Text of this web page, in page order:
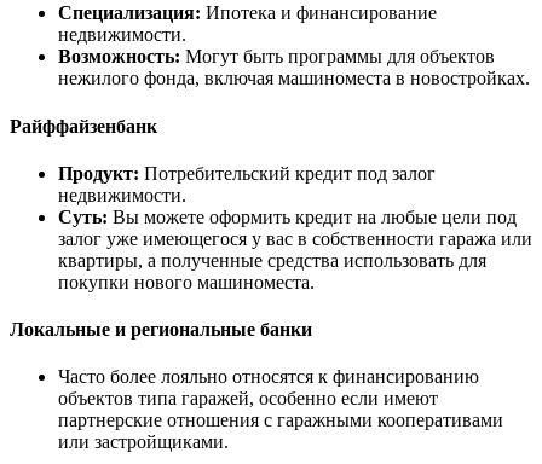
Специализация: Ипотека и финансирование
недвижимости.
Возможность: Могут быть программы для объектов
нежилого фонда, включая машиноместа в новостройках.
Райффайзенбанк
Продукт: Потребительский кредит под залог
недвижимости.
Суть: Вы можете оформить кредит на любые цели под
залог уже имеющегося у вас в собственности гаража или
квартиры, а полученные средства использовать для
покупки нового машиноместа.
Локальные и региональные банки
Часто более лояльно относятся к финансированию
объектов типа гаражей, особенно если имеют
партнерские отношения с гаражными кооперативами
или застройщиками.